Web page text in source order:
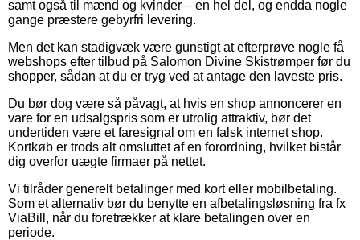
samt også til mænd og kvinder – en hel del, og endda nogle
gange præstere gebyrfri levering.
Men det kan stadigvæk være gunstigt at efterprøve nogle få
webshops efter tilbud på Salomon Divine Skistrømper før du
shopper, sådan at du er tryg ved at antage den laveste pris.
Du bør dog være så påvagt, at hvis en shop annoncerer en
vare for en udsalgspris som er utrolig attraktiv, bør det
undertiden være et faresignal om en falsk internet shop.
Kortkøb er trods alt omsluttet af en forordning, hvilket bistår
dig overfor uægte firmaer på nettet.
Vi tilråder generelt betalinger med kort eller mobilbetaling.
Som et alternativ bør du benytte en afbetalingsløsning fra fx
ViaBill, når du foretrækker at klare betalingen over en
periode.